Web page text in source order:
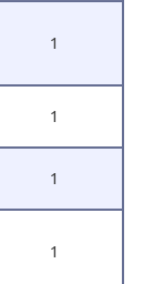
1
1
1
1